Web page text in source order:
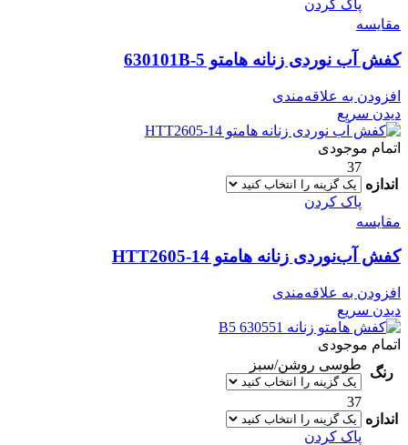
پاک کردن
مقایسه
کفش آب نوردی زنانه هامتو 630101B-5
افزودن به علاقه‌مندی
دیدن سریع
اتمام موجودی
اندازه
37
پاک کردن
مقایسه
کفش آب‌نوردی زنانه هامتو HTT2605-14
افزودن به علاقه‌مندی
دیدن سریع
اتمام موجودی
رنگ
طوسی روشن/سبز
اندازه
37
پاک کردن